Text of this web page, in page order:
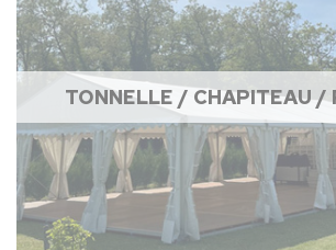
TONNELLE / CHAPITEAU /